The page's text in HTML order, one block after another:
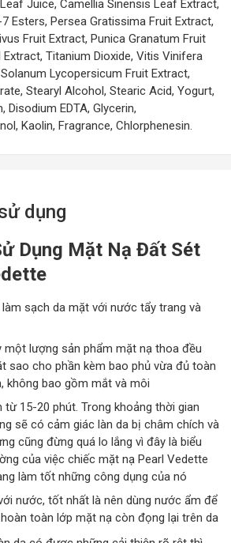
Juice, Camellia Sinensis Leaf Extract,
7 Esters, Persea Gratissima Fruit Extract,
Fruit Extract, Punica Granatum Fruit
Extract, Titanium Dioxide, Vitis Vinifera
Lycopersicum Fruit Extract,
Stearyl Alcohol, Stearic Acid, Yogurt,
Disodium EDTA, Glycerin,
Kaolin, Fragrance, Chlorphenesin.
dụng
Dụng Mặt Nạ Đất Sét
sạch da mặt với nước tẩy trang và
một lượng sản phẩm mặt nạ thoa đều
sao cho phần kèm bao phủ vừa đủ toàn
không bao gồm mắt và môi
từ 15-20 phút. Trong khoảng thời gian
sẽ có cảm giác làn da bị châm chích và
cũng đừng quá lo lắng vì đây là biểu
của việc chiếc mặt nạ Pearl Vedette
làm tốt những công dụng của nó
nước, tốt nhất là nên dùng nước ẩm để
toàn lớp mặt nạ còn đọng lại trên da